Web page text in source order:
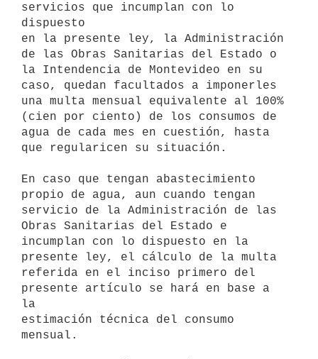
servicios que incumplan con lo
dispuesto
en la presente ley, la Administración
de las Obras Sanitarias del Estado o
la Intendencia de Montevideo en su
caso, quedan facultados a imponerles
una multa mensual equivalente al 100%
(cien por ciento) de los consumos de
agua de cada mes en cuestión, hasta
que regularicen su situación.
En caso que tengan abastecimiento
propio de agua, aun cuando tengan
servicio de la Administración de las
Obras Sanitarias del Estado e
incumplan con lo dispuesto en la
presente ley, el cálculo de la multa
referida en el inciso primero del
presente artículo se hará en base a
la
estimación técnica del consumo
mensual.